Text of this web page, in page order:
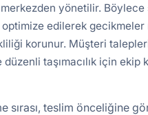
yönetilir. Böylece
optimize edilerek
korunur. Müşteri
taşımacılık için ekip
sırası, teslim önceliğine